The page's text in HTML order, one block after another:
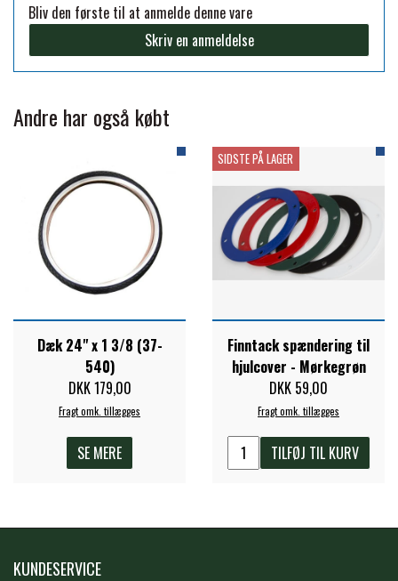
PREMIER EQUINE SADLER
PREMIER EQUINE SADEL TILBEHØR
PREMIER EQUINE SADELUNDERLAG
PREMIER EQUINE PADS
PREMIER EQUINE BENBESKYTTELSE
PREMIER EQUINE TRANSPORT
BESKYTTELSE
PREMIER EQUINE KØLETERAPI
PREMIER EQUINE RYTTER
FORAN EQUINE
HAPPY MOUTH
HEVARI
JACKS
KÄLLQUIST EQUESTIAN
Bliv den første til at anmelde denne vare
Skriv en anmeldelse
Andre har også købt
Dæk 24" x 1 3/8 (37-
540)
DKK 179,00
Fragt omk. tillægges
SE MERE
SIDSTE PÅ LAGER
Finntack spændering til
hjulcover - Mørkegrøn
DKK 59,00
Fragt omk. tillægges
TILFØJ TIL KURV
KUNDESERVICE